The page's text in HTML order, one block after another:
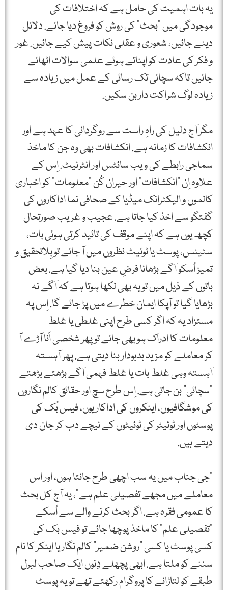
یہ بات اہمیت کی حامل ہے کہ اختلافات کی
موجودگی میں "بحث” کی روش کو فروغ دیا جائے. دلائل
دیئے جائیں، شعوری و عقلی نکات پیش کیے جائیں. غور
و فکر کی عادت کو اپناتے ہوئے علمی سوالات اٹھائے
جائیں تاکہ سچائی تک رسائی کے عمل میں زیادہ سے
زیادہ لوگ شراکت دار بن سکیں.
مگر آج دلیل کی راہِ راست سے روگردانی کا عہد ہے اور
انکشافات کا زمانہ ہے. انکشافات بھی وہ جن کا ماخذ
سماجی رابطے کی ویب سائٹس اور انٹرنیٹ. اِس کے
علاوہ اِن "انکشافات” اور حیران کُن "معلومات” کو اخباری
کالموں و الیکٹرانک میڈیا کے صحافی نما اداکاروں کی
گفتگو سے اخذ کیا جاتا ہے. عجیب و غریب صورتحال
کچھ یوں ہے کہ اپنے موقف کی تائید کرتی ہوئی بات،
سٹیٹس، پوسٹ یا ٹوئیٹ نظروں میں آ جائے تو بِلاتحقیق و
تمیز اُسکو آگے بڑھانا فرضِ عین بنا دیا گیا ہے. بعض
باتوں کے ذیل میں تو یہ بھی لکھا ہوتا ہے کہ آگے نہ
بڑھایا گیا تو آپکا ایمان خطرے میں پڑ جائے گا. اِس پہ
مستزاد یہ کہ اگر کسی طرح اپنی غلطی یا غلط
معلومات کا ادراک ہو بھی جائے تو پھر شخصی اَنا آڑے آ
کر معاملے کو مزید بدبودار بنا دیتی ہے. پھر آہستہ
آہستہ وہی غلط بات یا غلط فہمی آگے بڑھتے بڑھتے
"سچائی” بن جاتی ہے. اِس طرح سچ اور حقائق کالم نگاروں
کی موشگافیوں، اینکروں کی اداکاریوں، فیس بُک کی
پوسٹوں اور ٹوئیٹر کی ٹوئیٹوں کے نیچے دب کر جان دی
دیتے ہیں.
"جی جناب میں یہ سب اچھی طرح جانتا ہوں، اور اس
معاملے میں مجھے تفصیلی علم ہے”، یہ آج کل بحث
کا عمومی فقرہ ہے. اگر بحث کرنے والے سے اُسکے
"تفصیلی علم” کا ماخذ پوچھا جائے تو فیس بک کی
کسی پوسٹ یا کسی "روشن ضمیر” کالم نگار یا اینکر کا نام
سننے کو ملتا ہے. ابھی پچھلے دِنوں ایک صاحب لبرل
طبقے کو لتاڑانے کا پروگرام رکھتے تھے تو یہ پوسٹ